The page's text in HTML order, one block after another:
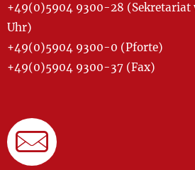
+49(0)5904 9300-28 (Sekretariat
Uhr)
+49(0)5904 9300-0 (Pforte)
+49(0)5904 9300-37 (Fax)